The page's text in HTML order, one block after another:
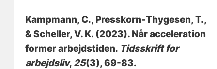
Kampmann, C., Presskorn-Thygesen, T.,
& Scheller, V. K. (2023). Når acceleration
former arbejdstiden. Tidsskrift for
arbejdsliv, 25(3), 69-83.